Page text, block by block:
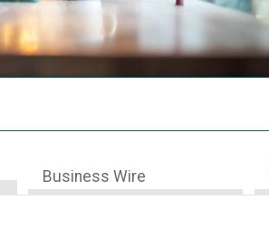
Business Wire